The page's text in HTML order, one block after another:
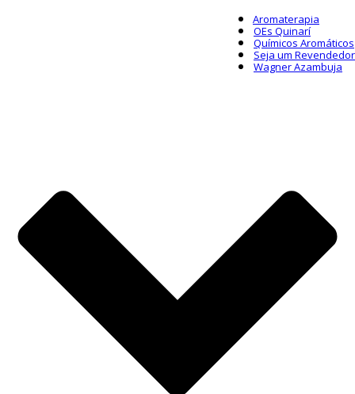
Aromaterapia
OEs Quinarí
Químicos Aromáticos
Seja um Revendedor
Wagner Azambuja